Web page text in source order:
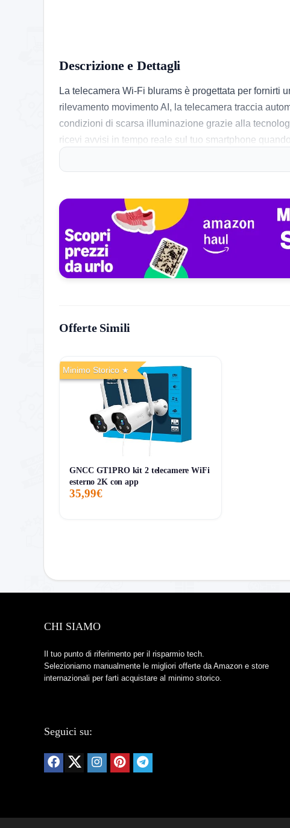
Descrizione e Dettagli
La telecamera Wi-Fi blurams è progettata per fornirti
rilevamento movimento AI, la telecamera traccia
condizioni di scarsa illuminazione grazie alla
ricevi avvisi in tempo reale sul tuo smartphone
Molti utenti apprezzano la facilità d’uso della
semplicemente con comandi vocali. Tuttavia, alcuni
accesso a funzionalità avanzate. L’app migliorata
comunicare con i propri animali o i familiari.
delusi. In generale, risulta un dispositivo versatile e
241 giorni di monitoraggio
MASSIMO
Offerte Simili
Minimo Storico
GNCC GT1PRO kit 2 telecamere WiFi
esterno 2K con app
35,99€
CHI SIAMO
Il tuo punto di riferimento per il risparmio tech.
Selezioniamo manualmente le migliori offerte da Amazon e store
internazionali per farti acquistare al minimo storico.
Seguici su: